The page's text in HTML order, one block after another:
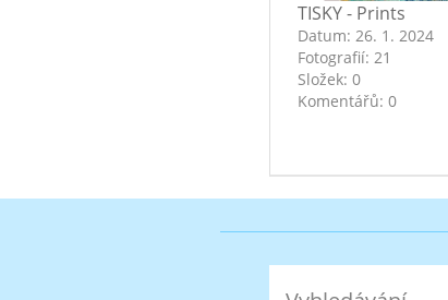
TISKY - Prints
Datum: 26. 1. 2024
Fotografií: 21
Složek: 0
Komentářů: 0